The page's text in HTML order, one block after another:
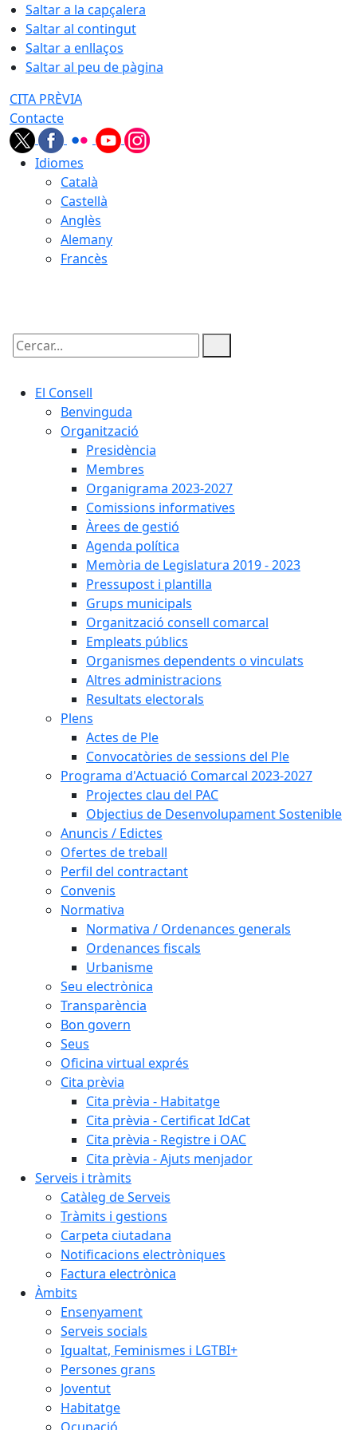
Saltar a la capçalera
Saltar al contingut
Saltar a enllaços
Saltar al peu de pàgina
CITA PRÈVIA
Contacte
Idiomes
Català
Castellà
Anglès
Alemany
Francès
Cercar:
El Consell
Benvinguda
Organització
Presidència
Membres
Organigrama 2023-2027
Comissions informatives
Àrees de gestió
Agenda política
Memòria de Legislatura 2019 - 2023
Pressupost i plantilla
Grups municipals
Organització consell comarcal
Empleats públics
Organismes dependents o vinculats
Altres administracions
Resultats electorals
Plens
Actes de Ple
Convocatòries de sessions del Ple
Programa d'Actuació Comarcal 2023-2027
Projectes clau del PAC
Objectius de Desenvolupament Sostenible
Anuncis / Edictes
Ofertes de treball
Perfil del contractant
Convenis
Normativa
Normativa / Ordenances generals
Ordenances fiscals
Urbanisme
Seu electrònica
Transparència
Bon govern
Seus
Oficina virtual exprés
Cita prèvia
Cita prèvia - Habitatge
Cita prèvia - Certificat IdCat
Cita prèvia - Registre i OAC
Cita prèvia - Ajuts menjador
Serveis i tràmits
Catàleg de Serveis
Tràmits i gestions
Carpeta ciutadana
Notificacions electròniques
Factura electrònica
Àmbits
Ensenyament
Serveis socials
Igualtat, Feminismes i LGTBI+
Persones grans
Joventut
Habitatge